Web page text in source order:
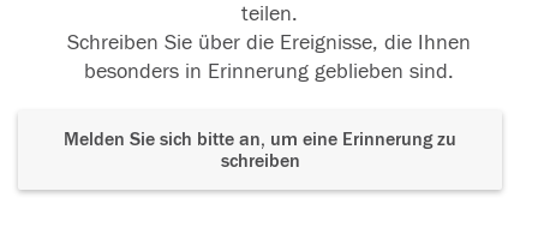
teilen.
Schreiben Sie über die Ereignisse, die Ihnen
besonders in Erinnerung geblieben sind.
Melden Sie sich bitte an, um eine Erinnerung zu
schreiben